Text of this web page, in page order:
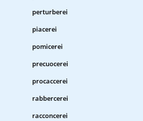
perturberei
piacerei
pomicerei
precuocerei
procaccerei
rabbercerei
racconcerei